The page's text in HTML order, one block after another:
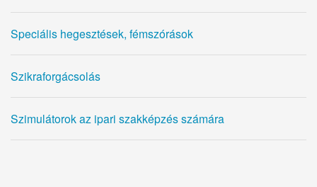
Speciális hegesztések, fémszórások
Szikraforgácsolás
Szimulátorok az ipari szakképzés számára